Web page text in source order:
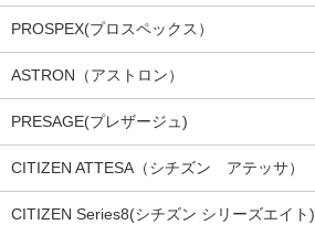
PROSPEX(プロスペックス）
ASTRON（アストロン）
PRESAGE(プレザージュ)
CITIZEN ATTESA（シチズン アテッサ）
CITIZEN Series8(シチズン シリーズエイト)